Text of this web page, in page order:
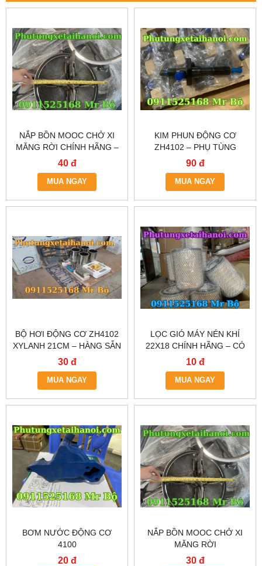
NẮP BỒN MOOC CHỞ XI
MĂNG RỜI CHÍNH HÃNG –
GIAO NHANH HÀ NỘI &
40 đ
MUA NGAY
KIM PHUN ĐỘNG CƠ
ZH4102 – PHỤ TÙNG
CHÍNH HÃNG, HÀNG SẴN
90 đ
MUA NGAY
BỘ HƠI ĐỘNG CƠ ZH4102
XYLANH 21CM – HÀNG SẴN
KHO HÀ NỘI & TP.HCM
30 đ
MUA NGAY
LỌC GIÓ MÁY NÉN KHÍ
22X18 CHÍNH HÃNG – CÓ
SẴN TẠI HÀ NỘI & TP.HCM
10 đ
MUA NGAY
BƠM NƯỚC ĐỘNG CƠ
4100
20 đ
NẮP BỒN MOOC CHỞ XI
MĂNG RỜI
30 đ